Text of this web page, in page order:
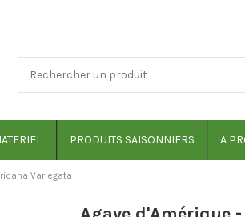
PRODUITS SAISONNIERS A
Variegata